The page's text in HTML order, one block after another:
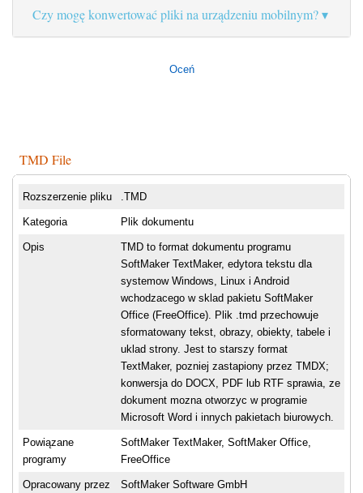
Czy mogę konwertować pliki na urządzeniu mobilnym?
Oceń
TMD File
Rozszerzenie pliku .TMD
Kategoria Plik dokumentu
Opis
TMD to format dokumentu programu
SoftMaker TextMaker, edytora tekstu dla
systemow Windows, Linux i Android
wchodzacego w sklad pakietu SoftMaker
Office (FreeOffice). Plik .tmd przechowuje
sformatowany tekst, obrazy, obiekty, tabele i
uklad strony. Jest to starszy format
TextMaker, pozniej zastapiony przez TMDX;
konwersja do DOCX, PDF lub RTF sprawia, ze
dokument mozna otworzyc w programie
Microsoft Word i innych pakietach biurowych.
Powiązane
programy
SoftMaker TextMaker, SoftMaker Office,
FreeOffice
Opracowany przez SoftMaker Software GmbH